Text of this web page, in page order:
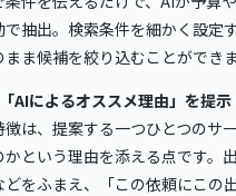
で抽出。検索条件を細かく設定
ま候補を絞り込むことができま
AIによるオススメ理由」を提示
は、提案する一つひとつのサー
という理由を添える点です。
をふまえ、「この依頼にこの